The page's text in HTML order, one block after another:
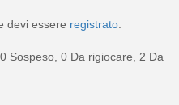
devi essere registrato.
Sospeso, 0 Da rigiocare, 2 Da